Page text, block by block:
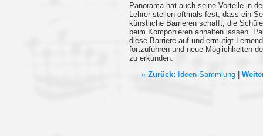
Panorama hat auch seine Vorteile in
Lehrer stellen oftmals fest, dass ein
künstliche Barrieren schafft, die
beim Komponieren anhalten lassen.
diese Barriere auf und ermutigt
fortzuführen und neue Möglichkeiten
zu erkunden.
« Zurück: Ideen-Sammlung